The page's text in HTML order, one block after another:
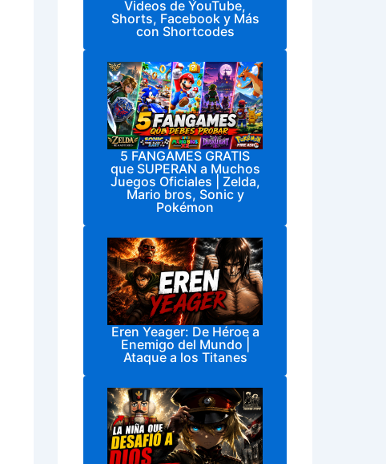
Videos de YouTube,
Shorts, Facebook y Más
con Shortcodes
5 FANGAMES GRATIS
que SUPERAN a Muchos
Juegos Oficiales | Zelda,
Mario bros, Sonic y
Pokémon
Eren Yeager: De Héroe a
Enemigo del Mundo |
Ataque a los Titanes